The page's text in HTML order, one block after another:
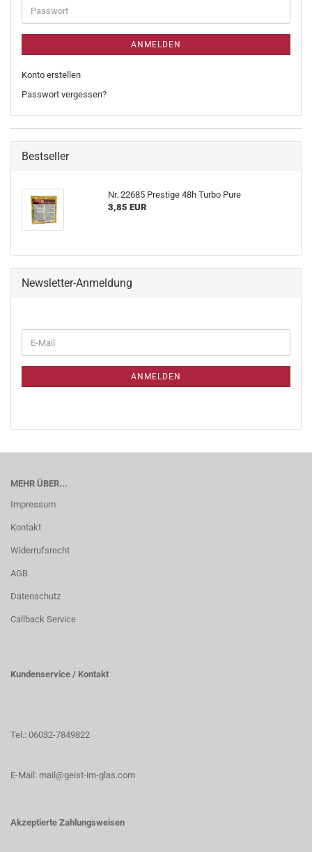
ANMELDEN
Konto erstellen
Passwort vergessen?
Bestseller
Nr. 22685 Prestige 48h Turbo Pure
3,85 EUR
Newsletter-Anmeldung
ANMELDEN
MEHR ÜBER...
Impressum
Kontakt
Widerrufsrecht
AGB
Datenschutz
Callback Service
Kundenservice / Kontakt
Tel.: 06032-7849822
E-Mail: mail@geist-im-glas.com
Akzeptierte Zahlungsweisen